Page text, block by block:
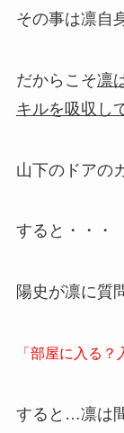
その事は凛自
だからこそ凛
キルを吸収し
山下のドアの
すると・・・
陽史が凛に質
「部屋に入る？
すると…凛は